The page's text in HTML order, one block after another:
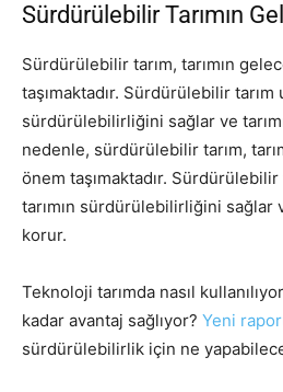
Sürdürülebilir Tarımın
Sürdürülebilir tarım, tarımın
taşımaktadır. Sürdürülebilir tarım
sürdürülebilirliğini sağlar ve
nedenle, sürdürülebilir tarım,
önem taşımaktadır. Sürdürülebilir
tarımın sürdürülebilirliğini sağlar
korur.
Teknoloji tarımda nasıl
kadar avantaj sağlıyor? Yeni
sürdürülebilirlik için ne